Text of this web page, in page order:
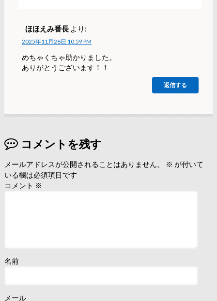
ほほえみ番長 より:
2025年11月26日 10:59 PM
めちゃくちゃ助かりました。
ありがとうございます！！
返信する
コメントを残す
メールアドレスが公開されることはありません。 ※ が付いて
いる欄は必須項目です
コメント ※
名前
メール